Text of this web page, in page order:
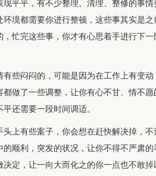
现平平，有不少整理、清理、整修的事情
环境都需要你进行整顿，这些事其实是之
，忙完这些事，你才有心思着手进行下一
有些闷闷的，可能是因为在工作上有变动
都做了一些调整，让你有心不甘、情不愿
还需要一段时间调适。
头上有些案子，你会想在赶快解决掉，不
顺利，突发的状况，让你不得不严肃的
决定，让一向大而化之的你一点也不敢掉